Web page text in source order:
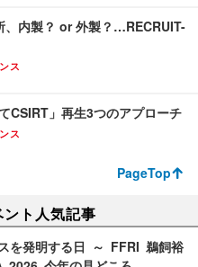
、内製？ or 外製？…RECRUIT-
ス
CSIRT」再生3つのアプローチ
ス
PageTop
ント人気記事
を発明する日 ～ FFRI 鵜飼裕